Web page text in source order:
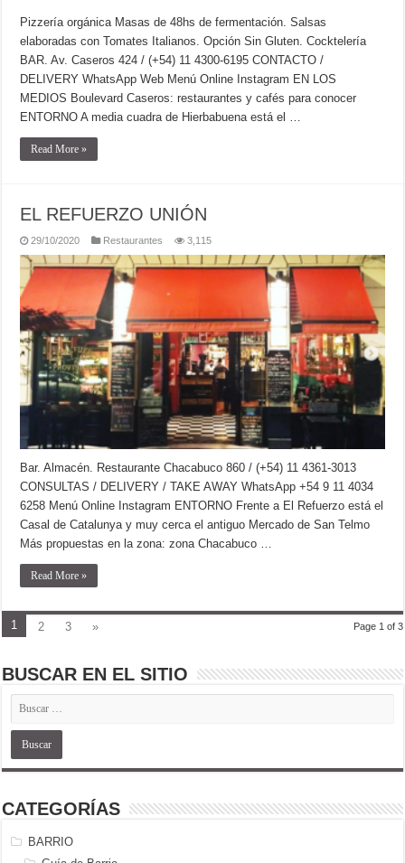
Pizzería orgánica Masas de 48hs de fermentación. Salsas
elaboradas con Tomates Italianos. Opción Sin Gluten. Cocktelería
BAR. Av. Caseros 424 / (+54) 11 4300-6195 CONTACTO /
DELIVERY WhatsApp Web Menú Online Instagram EN LOS
MEDIOS Boulevard Caseros: restaurantes y cafés para conocer
ENTORNO A media cuadra de Hierbabuena está el …
Read More »
EL REFUERZO UNIÓN
29/10/2020 Restaurantes 3,115
Bar. Almacén. Restaurante Chacabuco 860 / (+54) 11 4361-3013
CONSULTAS / DELIVERY / TAKE AWAY WhatsApp +54 9 11 4034
6258 Menú Online Instagram ENTORNO Frente a El Refuerzo está el
Casal de Catalunya y muy cerca el antiguo Mercado de San Telmo
Más propuestas en la zona: zona Chacabuco …
Read More »
Page 1 of 3
1 2 3 »
BUSCAR EN EL SITIO
CATEGORÍAS
BARRIO